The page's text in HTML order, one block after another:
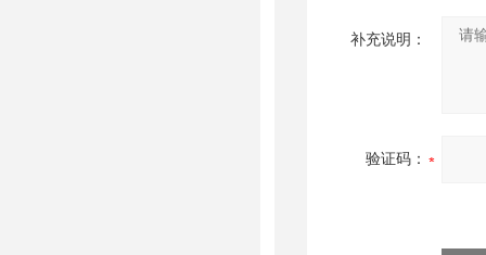
补充说明：
验证码：